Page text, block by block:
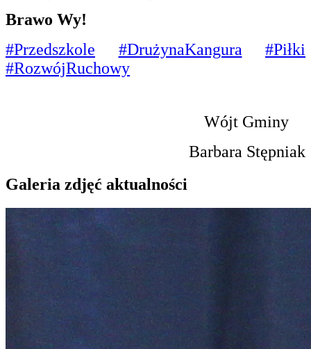
Brawo Wy!
#Przedszkole
#DrużynaKangura
#Piłki
#RozwójRuchowy
Wójt Gminy
Barbara Stępniak
Galeria zdjęć aktualności